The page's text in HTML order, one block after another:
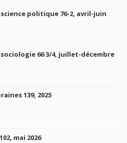
politique 76-2, avril-juin
66 3/4, juillet-décembre
139, 2025
mai 2026